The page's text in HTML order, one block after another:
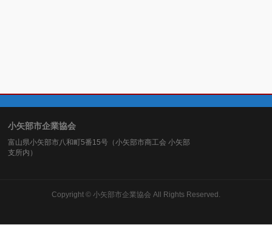
小矢部市企業協会
富山県小矢部市八和町5番15号（小矢部市商工会 小矢部
支所内）
Copyright © 小矢部市企業協会 All Rights Reserved.